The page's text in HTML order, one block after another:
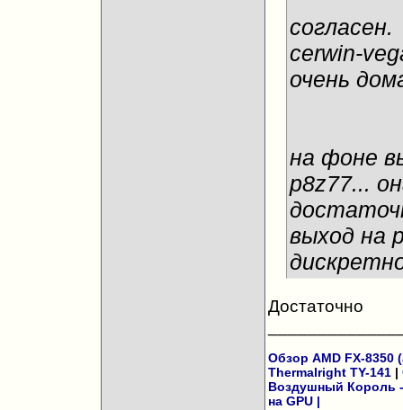
согласен.
cerwin-
очень
на фоне
p8z77...
выход на
Достаточно
Обзор AMD FX-8350
Thermalright TY-141|
Воздушный Король
на GPU|